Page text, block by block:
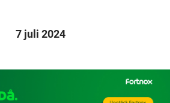
7 juli 2024